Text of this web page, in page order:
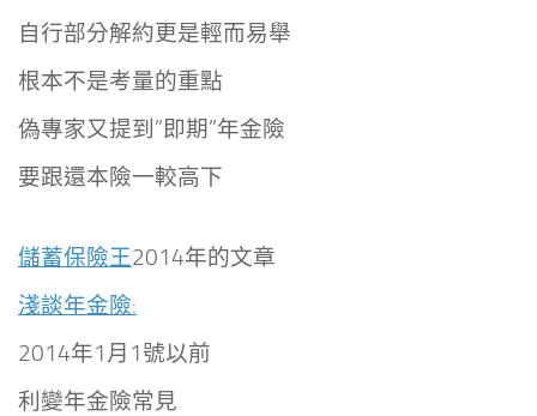
自行部分解約更是輕而易舉
根本不是考量的重點
偽專家又提到”即期”年金險
要跟還本險一較高下
儲蓄保險王2014年的文章
淺談年金險:
2014年1月1號以前
利變年金險常見